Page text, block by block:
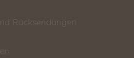
Rücksendungen